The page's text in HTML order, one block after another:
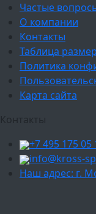
Частые
О компании
Контакты
Таблица
Политика
Карта сайта
Контакты
+7 495 175 05
info@kross-
Наш адрес: г.